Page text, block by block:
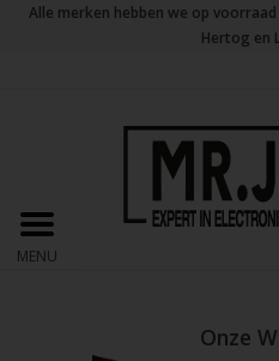
Alle merken hebben we op
Hertog en
MENU
Onze